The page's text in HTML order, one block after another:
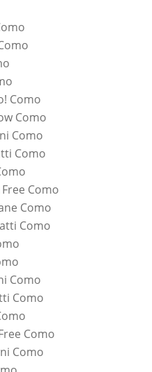
Como
Como
Como
Como
Como
Como
Como
Como
Como
Como
Como